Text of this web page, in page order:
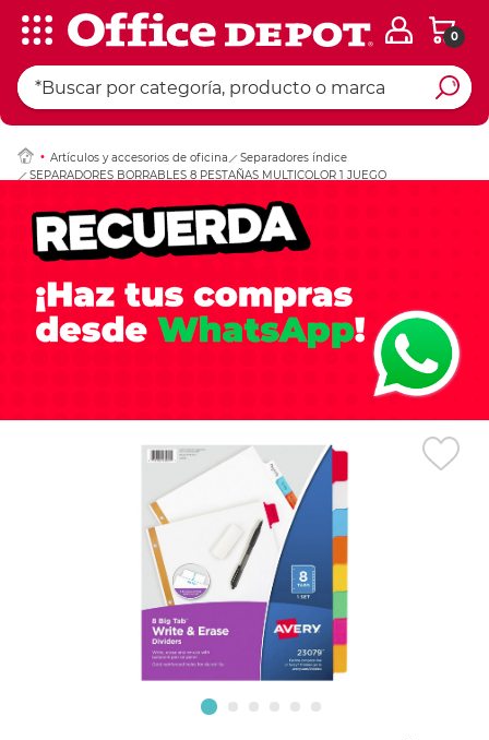
0
Artículos y accesorios de oficina
Separadores índice
SEPARADORES BORRABLES 8 PESTAÑAS MULTICOLOR 1 JUEGO
Ingresar Codigo